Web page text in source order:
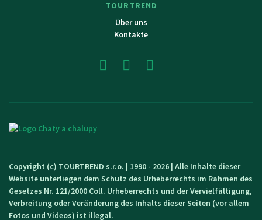
TOURTREND
Über uns
Kontakte
Copyright (c) TOURTREND s.r.o. | 1990 - 2026 | Alle Inhalte dieser
Website unterliegen dem Schutz des Urheberrechts im Rahmen des
Gesetzes Nr. 121/2000 Coll. Urheberrechts und der Vervielfältigung,
Verbreitung oder Veränderung des Inhalts dieser Seiten (vor allem
Fotos und Videos) ist illegal.